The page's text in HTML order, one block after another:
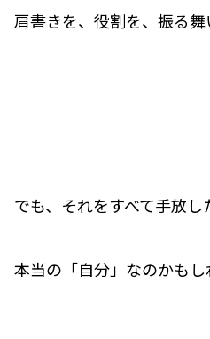
肩書きを、役割を、振る舞
でも、それをすべて手放し
本当の「自分」なのかもし